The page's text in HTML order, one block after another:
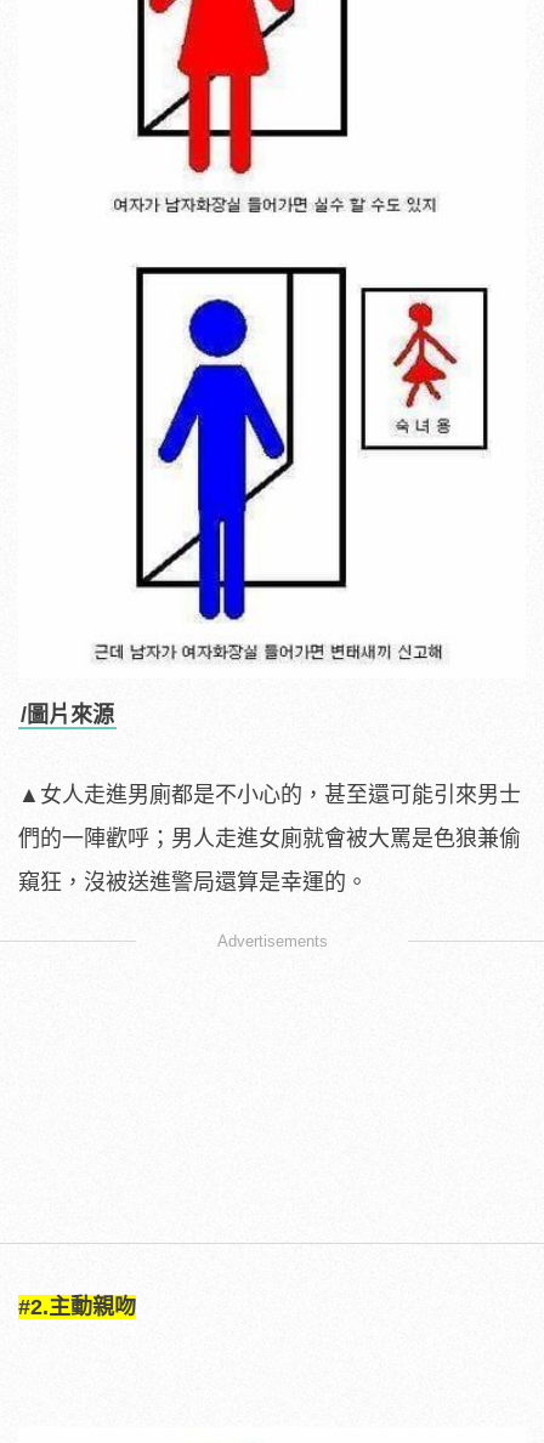
/圖片來源
▲女人走進男廁都是不小心的，甚至還可能引來男士
們的一陣歡呼；男人走進女廁就會被大罵是色狼兼偷
窺狂，沒被送進警局還算是幸運的。
Advertisements
#2.主動親吻